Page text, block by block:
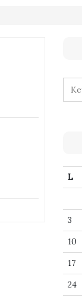
L
3
10
17
24